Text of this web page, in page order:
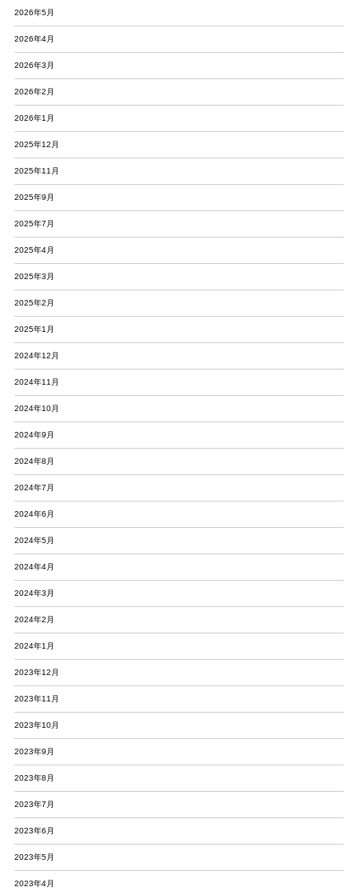
2026年5月
2026年4月
2026年3月
2026年2月
2026年1月
2025年12月
2025年11月
2025年9月
2025年7月
2025年4月
2025年3月
2025年2月
2025年1月
2024年12月
2024年11月
2024年10月
2024年9月
2024年8月
2024年7月
2024年6月
2024年5月
2024年4月
2024年3月
2024年2月
2024年1月
2023年12月
2023年11月
2023年10月
2023年9月
2023年8月
2023年7月
2023年6月
2023年5月
2023年4月